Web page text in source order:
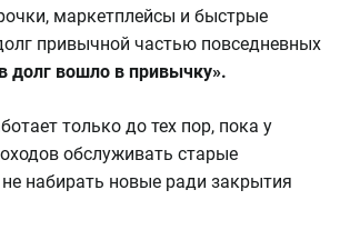
маркетплейсы и быстрые
привычной частью повседневных
долг вошло в привычку».
только до тех пор, пока у
обслуживать старые
не набирать новые ради закрытия